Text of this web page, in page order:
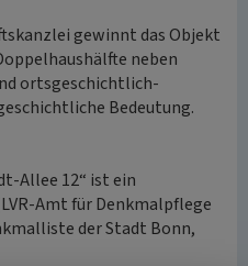
gewinnt das Objekt
neben
ortsgeschichtlich-
Bedeutung.
Allee 12“ ist ein
Amt für Denkmalpflege
der Stadt Bonn,